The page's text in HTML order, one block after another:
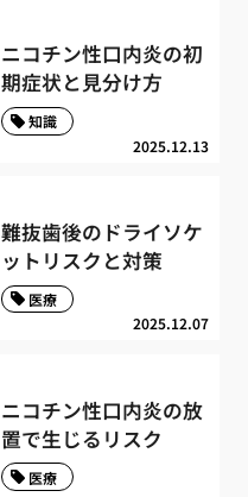
ニコチン性口内炎の初
期症状と見分け方
2025.12.13
知識
難抜歯後のドライソケ
ットリスクと対策
2025.12.07
医療
ニコチン性口内炎の放
置で生じるリスク
医療